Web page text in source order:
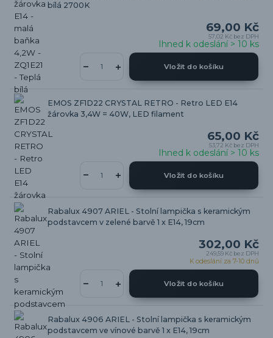
bílá 2700K
69,00 Kč
57,02 Kč bez DPH
Ihned k odeslání > 10 ks
Vložit do košíku
EMOS ZF1D22 CRYSTAL RETRO - Retro LED E14
žárovka 3,4W = 40W, LED filament
65,00 Kč
53,72 Kč bez DPH
Ihned k odeslání > 10 ks
Vložit do košíku
Rabalux 4907 ARIEL - Stolní lampička s keramickým
podstavcem v zelené barvě 1 x E14, 19cm
302,00 Kč
249,59 Kč bez DPH
K odeslání za 7-10 dnů
Vložit do košíku
Rabalux 4906 ARIEL - Stolní lampička s keramickým
podstavcem ve vínové barvě 1 x E14, 19cm